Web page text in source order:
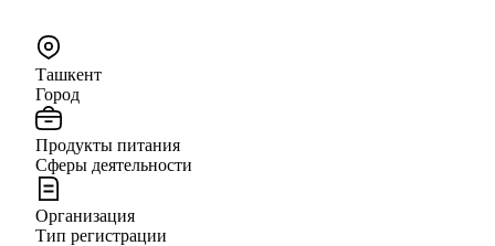
Ташкент
Город
Продукты питания
Сферы деятельности
Организация
Тип регистрации